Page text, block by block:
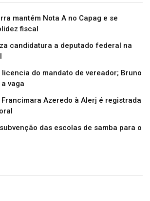
mantém Nota A no Capag e se
fiscal
candidatura a deputado federal na
licencia do mandato de vereador; Bruno
vaga
Azeredo à Alerj é registrada
das escolas de samba para o